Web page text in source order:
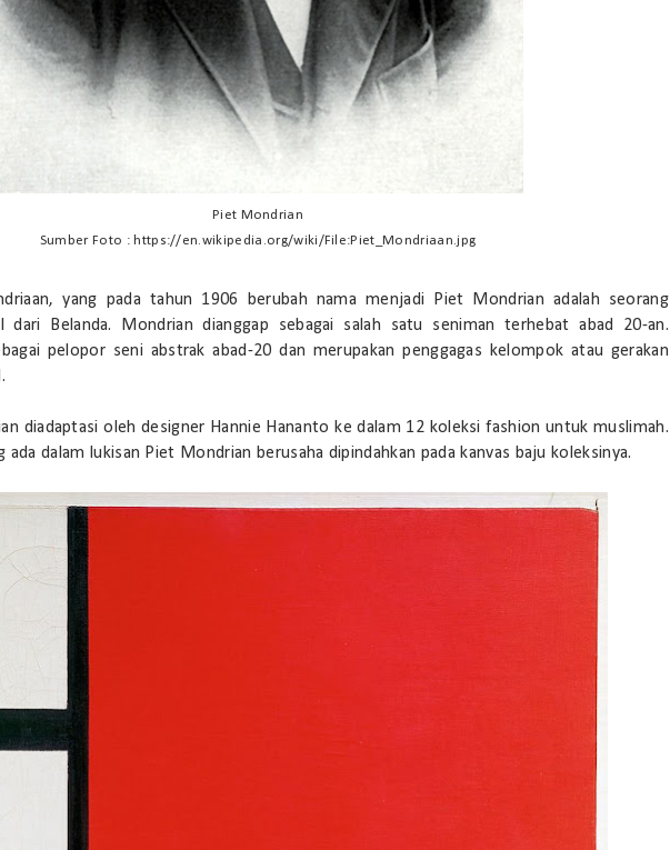
Piet Mondrian
Sumber Foto : https://en.wikipedia.org/wiki/File:Piet_Mondriaan.jpg
yang pada tahun 1906 berubah nama menjadi Piet Mondrian adalah seorang
dari Belanda. Mondrian dianggap sebagai salah satu seniman terhebat abad 20-an.
pelopor seni abstrak abad-20 dan merupakan penggagas kelompok atau gerakan
diadaptasi oleh designer Hannie Hananto ke dalam 12 koleksi fashion untuk muslimah.
ada dalam lukisan Piet Mondrian berusaha dipindahkan pada kanvas baju koleksinya.